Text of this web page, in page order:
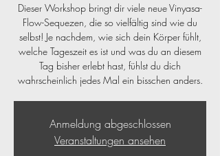
Dieser Workshop bringt dir viele neue Vinyasa-
Flow-Sequezen, die so vielfältig sind wie du
selbst! Je nachdem, wie sich dein Körper fühlt,
welche Tageszeit es ist und was du an diesem
Tag bisher erlebt hast, fühlst du dich
wahrscheinlich jedes Mal ein bisschen anders.
Anmeldung abgeschlossen
Veranstaltungen ansehen